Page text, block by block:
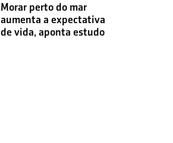
Morar perto do mar
aumenta a expectativa
de vida, aponta estudo